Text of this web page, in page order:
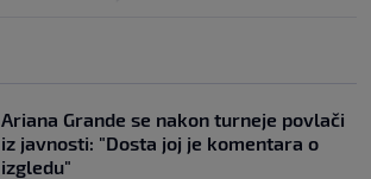
Ariana Grande se nakon turneje povlači
iz javnosti: "Dosta joj je komentara o
izgledu"